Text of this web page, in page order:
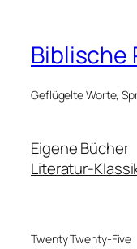
Biblische
Geflügelte Worte,
Eigene Bücher
Literatur-
Twenty Twenty-Five